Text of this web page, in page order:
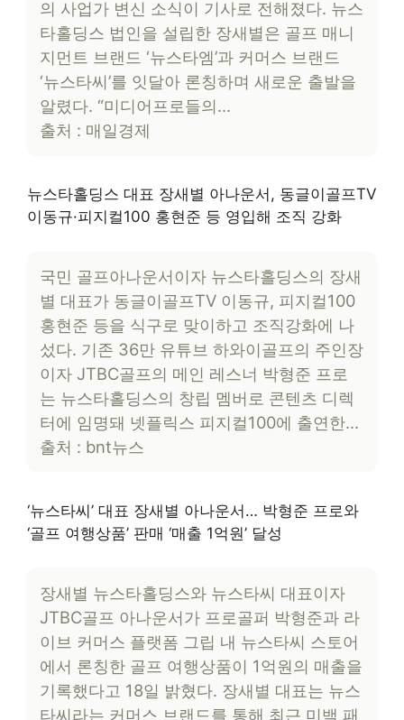
의 사업가 변신 소식이 기사로 전해졌다. 뉴스
타홀딩스 법인을 설립한 장새별은 골프 매니
지먼트 브랜드 ‘뉴스타엠’과 커머스 브랜드
‘뉴스타씨’를 잇달아 론칭하며 새로운 출발을
알렸다. “미디어프로들의…
출처 : 매일경제
뉴스타홀딩스 대표 장새별 아나운서, 동글이골프TV
이동규·피지컬100 홍현준 등 영입해 조직 강화
국민 골프아나운서이자 뉴스타홀딩스의 장새
별 대표가 동글이골프TV 이동규, 피지컬100
홍현준 등을 식구로 맞이하고 조직강화에 나
섰다. 기존 36만 유튜브 하와이골프의 주인장
이자 JTBC골프의 메인 레스너 박형준 프로
는 뉴스타홀딩스의 창립 멤버로 콘텐츠 디렉
터에 임명돼 넷플릭스 피지컬100에 출연한…
출처 : bnt뉴스
‘뉴스타씨’ 대표 장새별 아나운서… 박형준 프로와
‘골프 여행상품’ 판매 ‘매출 1억원’ 달성
장새별 뉴스타홀딩스와 뉴스타씨 대표이자
JTBC골프 아나운서가 프로골퍼 박형준과 라
이브 커머스 플랫폼 그립 내 뉴스타씨 스토어
에서 론칭한 골프 여행상품이 1억원의 매출을
기록했다고 18일 밝혔다. 장새별 대표는 뉴스
타씨라는 커머스 브랜드를 통해 최근 미백 패